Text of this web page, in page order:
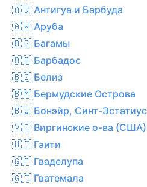
🇦🇬 Антигуа и Барбуда
🇦🇼 Аруба
🇧🇸 Багамы
🇧🇧 Барбадос
🇧🇿 Белиз
🇧🇲 Бермудские Острова
🇧🇶 Бонэйр, Синт-
🇻🇮 Виргинские о-ва (США)
🇭🇹 Гаити
🇬🇵 Гваделупа
🇬🇹 Гватемала